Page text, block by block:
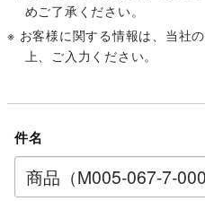
めご了承ください。
※ お客様に関する情報は、当社の
上、ご入力ください。
件名